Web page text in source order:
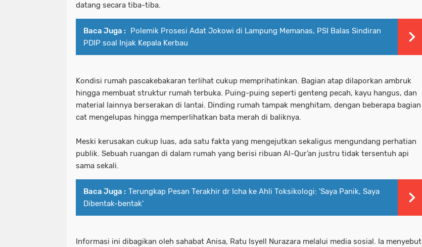
datang secara tiba-tiba.
Baca Juga : Polemik Prosesi Adat Jokowi di Lampung Memanas, PSI Balas Sindiran
PDIP soal Injak Kepala Kerbau
Kondisi rumah pascakebakaran terlihat cukup memprihatinkan. Bagian atap dilaporkan ambruk
hingga membuat struktur rumah terbuka. Puing-puing seperti genteng pecah, kayu hangus, dan
material lainnya berserakan di lantai. Dinding rumah tampak menghitam, dengan beberapa bagian
cat mengelupas hingga memperlihatkan bata merah di baliknya.
Meski kerusakan cukup luas, ada satu fakta yang mengejutkan sekaligus mengundang perhatian
publik. Sebuah ruangan di dalam rumah yang berisi ribuan Al-Qur’an justru tidak tersentuh api
sama sekali.
Baca Juga : Terungkap Pesan Terakhir dr Icha ke Ahli Toksikologi: 'Saya Panik, Saya
Dibentak-bentak'
Informasi ini dibagikan oleh sahabat Anisa, Ratu Isyell Nurazara melalui media sosial. Ia menyebut